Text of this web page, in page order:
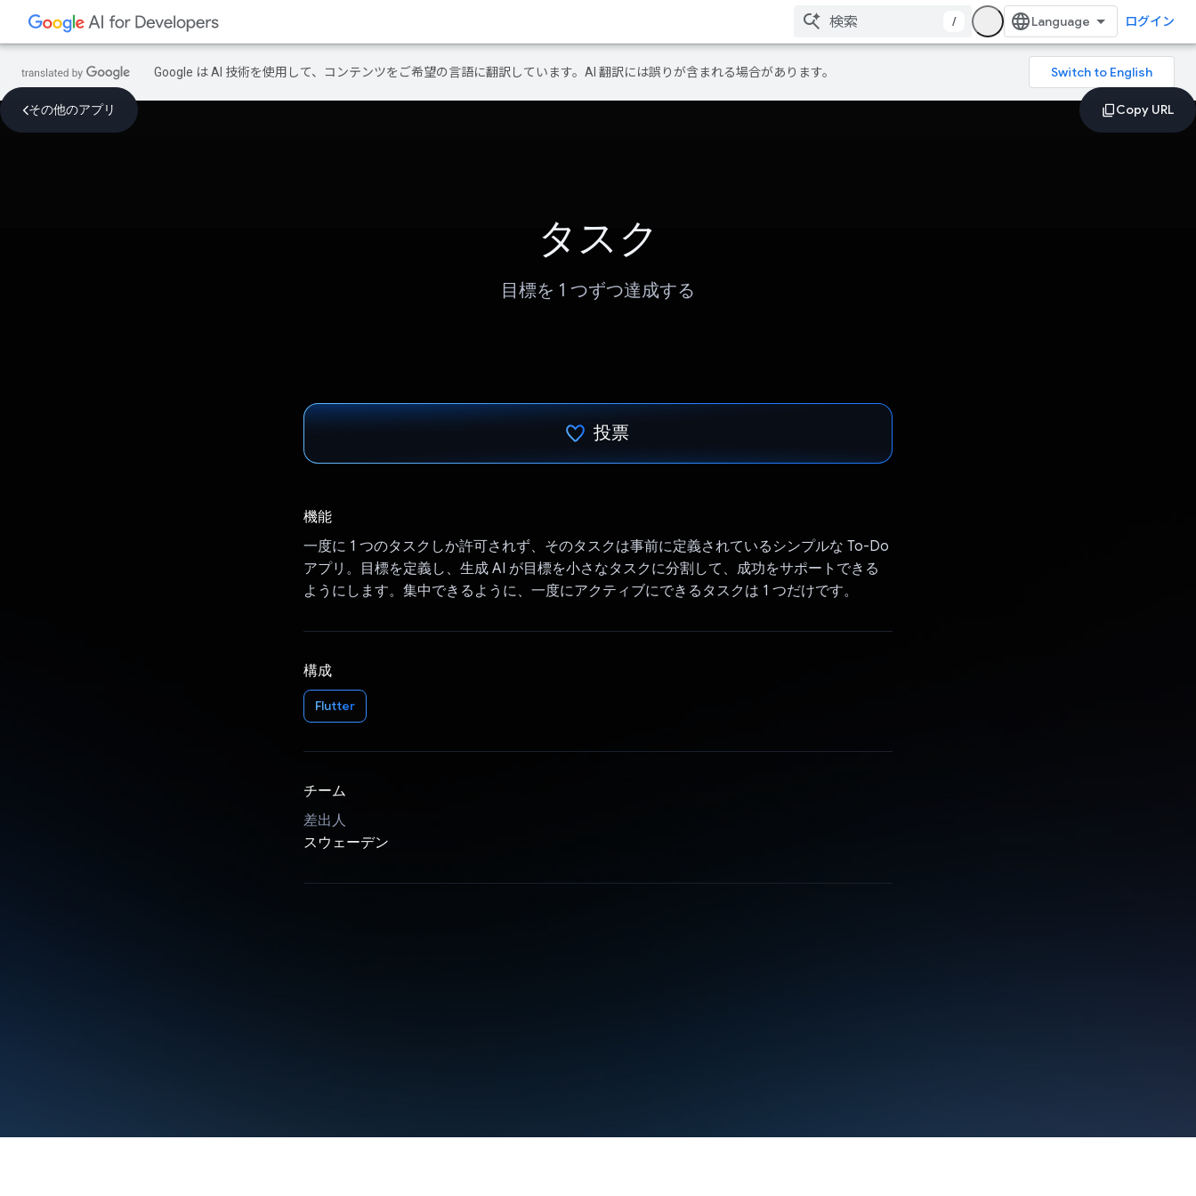
/ ログイン
Google は AI 技術を使用して、コンテンツをご希望の言語に翻訳しています。AI 翻訳には誤りが含まれる場合があります。
その他のアプリ
タスク
目標を 1 つずつ達成する
投票
機能
一度に 1 つのタスクしか許可されず、そのタスクは事前に定義されているシンプルな To-Do
アプリ。目標を定義し、生成 AI が目標を小さなタスクに分割して、成功をサポートできる
ようにします。集中できるように、一度にアクティブにできるタスクは 1 つだけです。
構成
Flutter
チーム
差出人
スウェーデン